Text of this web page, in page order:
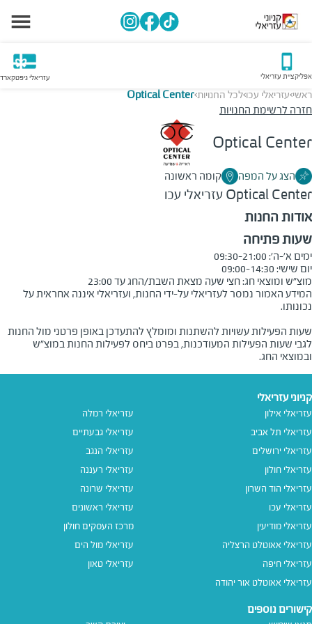
אפליקציית עזריאלי עזריאלי גיפטקארד
ראשי>עזריאלי עכו>לכל החנויות>
Optical Center
חזרה לרשימת החנויות
Optical Center
הצג על המפה קומה ראשונה
Optical Center עזריאלי עכו
אודות החנות
שעות פתיחה
מוצ"ש ומוצאי חג: חצי שעה מצאת השבת/החג עד 23:00
המידע האמור נמסר לעזריאלי על-ידי החנות, ועזריאלי איננה אחראית על
שעות הפעילות עשויות להשתנות ומומלץ להתעדכן באופן פרטני מול החנות
לגבי שעות הפעילות המעודכנות, בפרט ביחס לפעילות החנות במוצ"ש
ובמוצאי החג.
קניוני עזריאלי
עזריאלי אילון
עזריאלי תל אביב
עזריאלי ירושלים
עזריאלי חולון
עזריאלי הוד השרון
עזריאלי עכו
עזריאלי מודיעין
עזריאלי אאוטלט הרצליה
עזריאלי חיפה
עזריאלי אאוטלט אור יהודה
עזריאלי רמלה
עזריאלי גבעתיים
עזריאלי הנגב
עזריאלי רעננה
עזריאלי שרונה
עזריאלי ראשונים
מרכז העסקים חולון
עזריאלי מול הים
עזריאלי טאון
קישורים נוספים